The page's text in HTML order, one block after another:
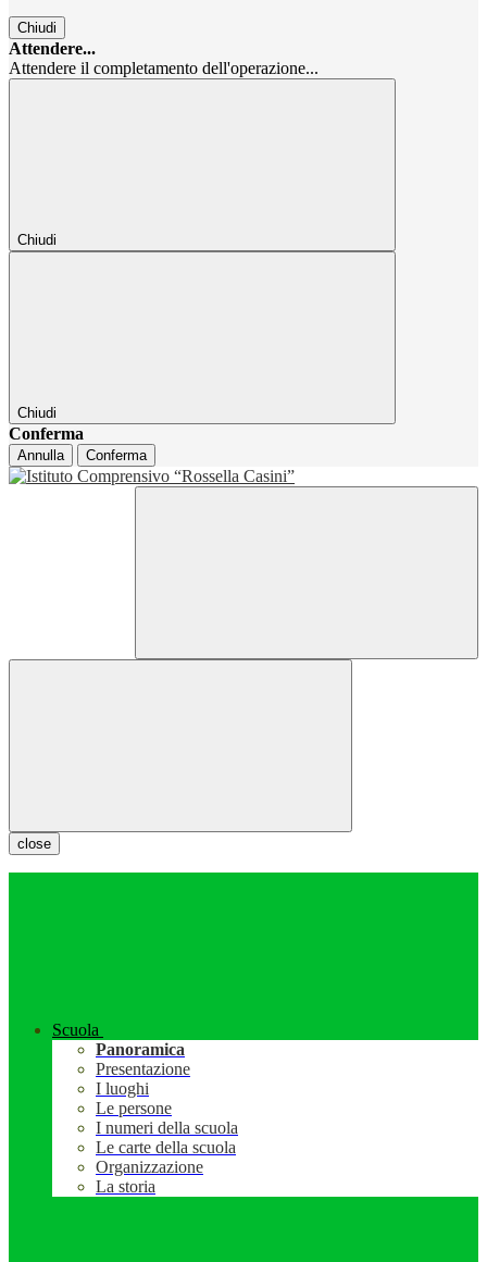
Chiudi
Attendere...
Attendere il completamento dell'operazione...
Chiudi
Chiudi
Conferma
Annulla Conferma
close
Scuola
Panoramica
Presentazione
I luoghi
Le persone
I numeri della scuola
Le carte della scuola
Organizzazione
La storia